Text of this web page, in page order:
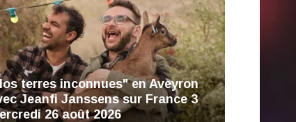
terres inconnues" en Aveyron
Jeanfi Janssens sur France 3
26 août 2026